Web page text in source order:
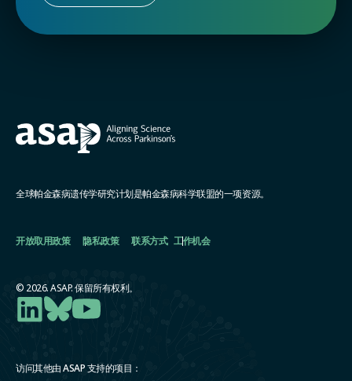
全球帕金森病遗传学研究计划是帕金森病科学联盟的一项资源。
开放取用政策 隐私政策 联系方式 工作机会
© 2026. ASAP. 保留所有权利。
访问其他由 ASAP 支持的项目：